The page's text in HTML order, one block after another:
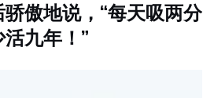
傲地说，“每天吸两分
九年！”